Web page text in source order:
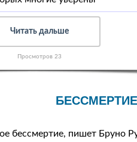
Читать дальше
Просмотров 23
бессмертие, пишет Бруно